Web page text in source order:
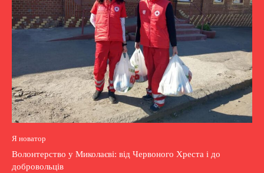
Я новатор
Волонтерство у Миколаєві: від Червоного Хреста і до
добровольців